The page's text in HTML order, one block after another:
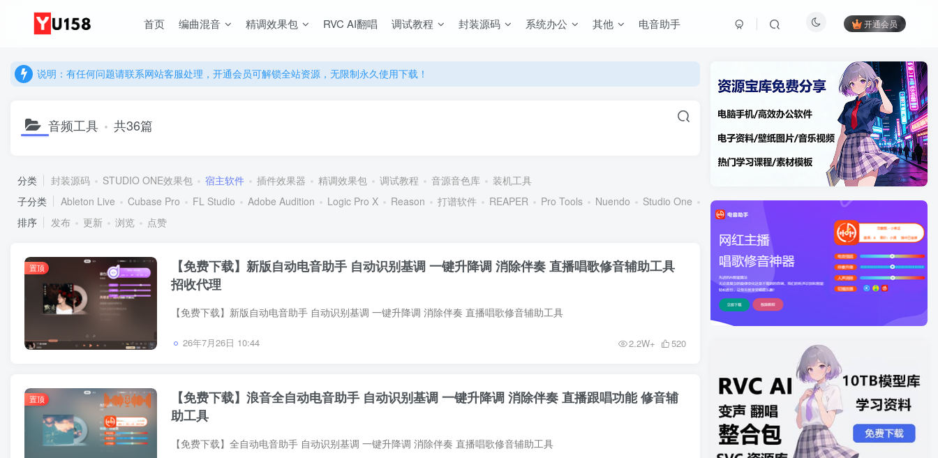
首页 编曲混音 精调效果包 RVC AI翻唱 调试教程 封装源码 系统办公 其他 电音助手 开通会员
说明：有任何问题请联系网站客服处理，开通会员可解锁全站资源，无限制永久使用下载！
说明：有任何问题请联系网站客服处理，开通会员可解锁全站资源，无限制永久使用下载！
音频工具 共36篇
分类 封装源码 STUDIO ONE效果包 宿主软件 插件效果器 精调效果包 调试教程 音源音色库
装机工具
子分类
Ableton Live Cubase Pro FL Studio Adobe Audition Logic Pro X Reason 打谱软件 REAPER Pro Tools Nuendo Studio One 其他软件 Samplitude
音频工具
排序
发布 更新 浏览 点赞
置顶
【免费下载】新版自动电音助手 自动识别基调 一键升降调 消除伴奏 直播唱歌修音辅助工具
招收代理
【免费下载】新版自动电音助手 自动识别基调 一键升降调 消除伴奏 直播唱歌修音辅助工具
26年7月26日 10:44 2.2W+ 520
置顶
【免费下载】浪音全自动电音助手 自动识别基调 一键升降调 消除伴奏 直播跟唱功能 修音辅
助工具
【免费下载】全自动电音助手 自动识别基调 一键升降调 消除伴奏 直播唱歌修音辅助工具